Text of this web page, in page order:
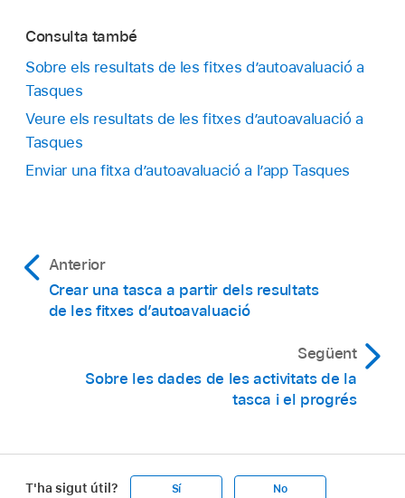
Consulta també
Sobre els resultats de les fitxes d’autoavaluació a
Tasques
Veure els resultats de les fitxes d’autoavaluació a
Tasques
Enviar una fitxa d’autoavaluació a l’app Tasques
Anterior
Crear una tasca a partir dels resultats
de les fitxes d’autoavaluació
Següent
Sobre les dades de les activitats de la
tasca i el progrés
T'ha sigut útil? Sí No